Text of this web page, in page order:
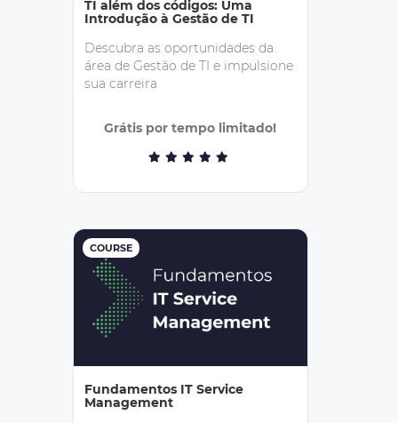
TI além dos códigos: Uma
Introdução à Gestão de TI
Descubra as oportunidades da
área de Gestão de TI e impulsione
sua carreira
Grátis por tempo limitado!
COURSE
Fundamentos IT Service
Management